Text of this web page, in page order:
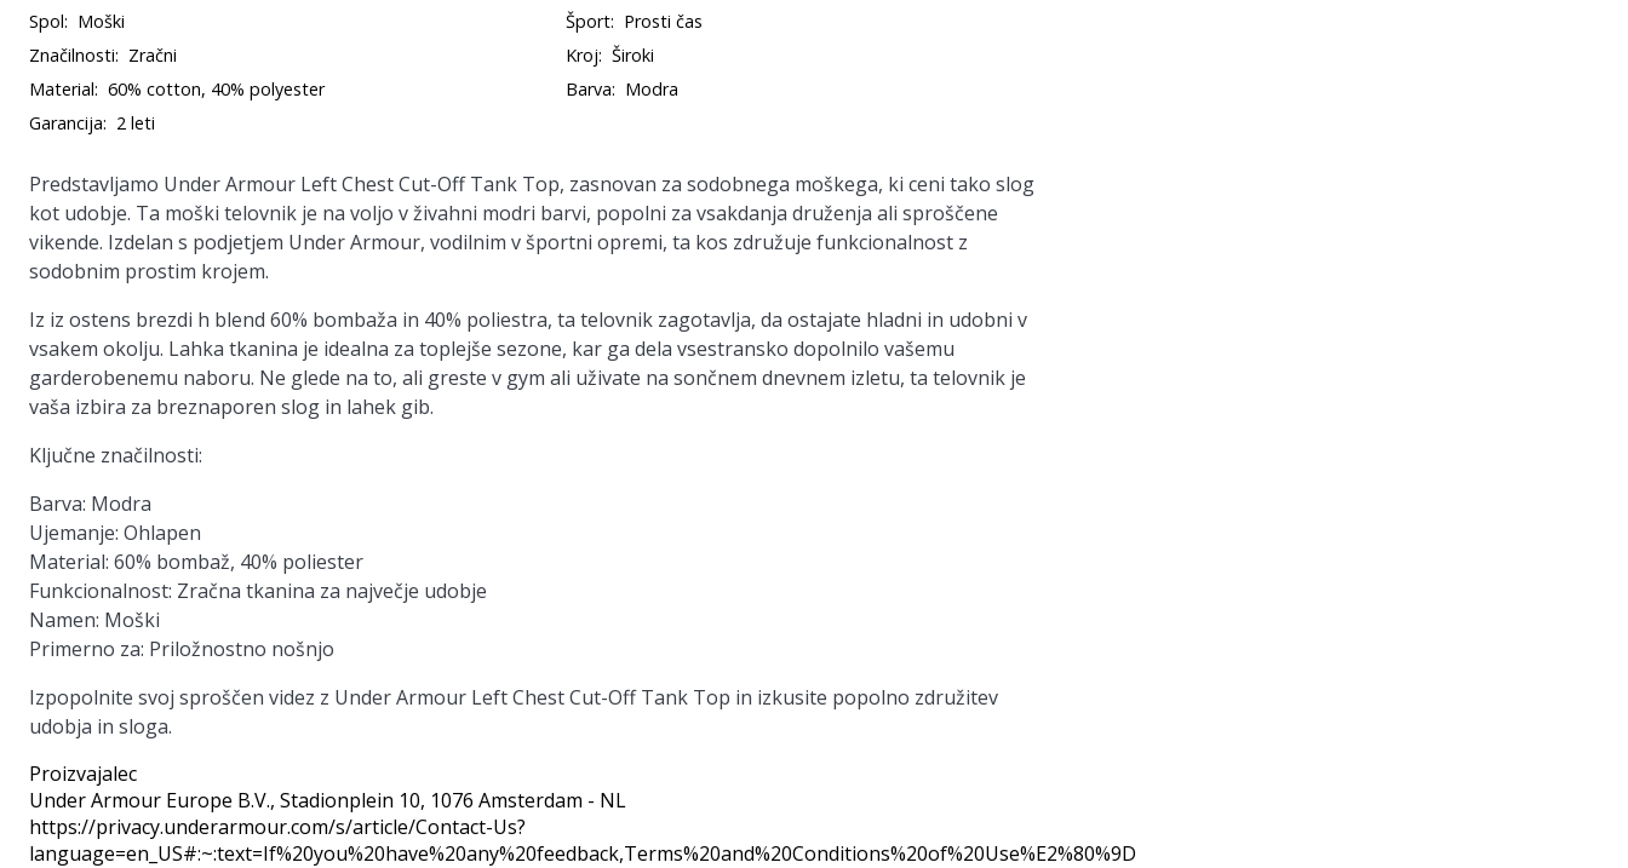
Spol: Moški Šport: Prosti čas
Značilnosti: Zračni Kroj: Široki
Material: 60% cotton, 40% polyester Barva: Modra
Garancija: 2 leti
Predstavljamo Under Armour Left Chest Cut-Off Tank Top, zasnovan za sodobnega moškega, ki ceni tako slog
kot udobje. Ta moški telovnik je na voljo v živahni modri barvi, popolni za vsakdanja druženja ali sproščene
vikende. Izdelan s podjetjem Under Armour, vodilnim v športni opremi, ta kos združuje funkcionalnost z
sodobnim prostim krojem.
Iz iz ostens brezdi h blend 60% bombaža in 40% poliestra, ta telovnik zagotavlja, da ostajate hladni in udobni v
vsakem okolju. Lahka tkanina je idealna za toplejše sezone, kar ga dela vsestransko dopolnilo vašemu
garderobenemu naboru. Ne glede na to, ali greste v gym ali uživate na sončnem dnevnem izletu, ta telovnik je
vaša izbira za breznaporen slog in lahek gib.
Ključne značilnosti:
Barva: Modra
Ujemanje: Ohlapen
Material: 60% bombaž, 40% poliester
Funkcionalnost: Zračna tkanina za največje udobje
Namen: Moški
Primerno za: Priložnostno nošnjo
Izpopolnite svoj sproščen videz z Under Armour Left Chest Cut-Off Tank Top in izkusite popolno združitev
udobja in sloga.
Proizvajalec
Under Armour Europe B.V., Stadionplein 10, 1076 Amsterdam - NL
https://privacy.underarmour.com/s/article/Contact-Us?
language=en_US#:~:text=If%20you%20have%20any%20feedback,Terms%20and%20Conditions%20of%20Use%E2%80%9D